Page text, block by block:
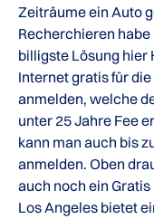
Zeiträume ein Auto
Recherchieren
billigste Lösung hier
Internet gratis für
anmelden, welche
unter 25 Jahre Fee
kann man auch bis
anmelden. Oben
auch noch ein
Los Angeles bietet